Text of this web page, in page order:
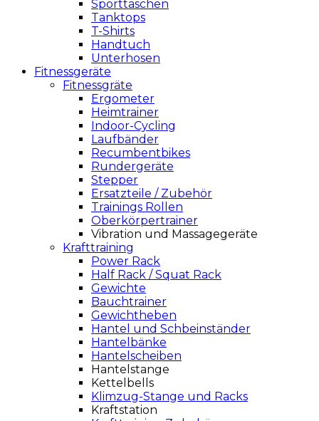
Sporttaschen
Tanktops
T-Shirts
Handtuch
Unterhosen
Fitnessgeräte
Fitnessgräte
Ergometer
Heimtrainer
Indoor-Cycling
Laufbänder
Recumbentbikes
Rundergeräte
Stepper
Ersatzteile / Zubehör
Trainings Rollen
Oberkörpertrainer
Vibration und Massagegeräte
Krafttraining
Power Rack
Half Rack / Squat Rack
Gewichte
Bauchtrainer
Gewichtheben
Hantel und Schbeinständer
Hantelbänke
Hantelscheiben
Hantelstange
Kettelbells
Klimzug-Stange und Racks
Kraftstation